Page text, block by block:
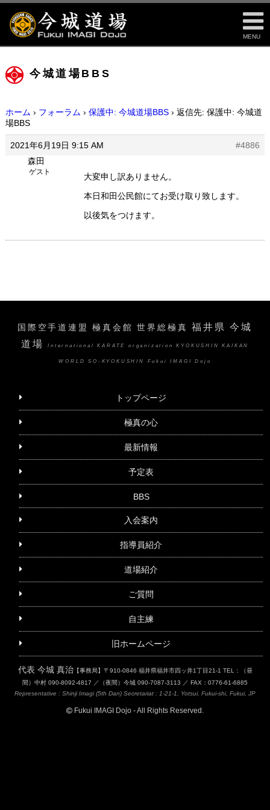
MENU
今城道場BBS
ホーム › フォーラム › 保護中: 今城道場BBS › 返信先: 保護中: 今城道
場BBS
2021年6月19日 9:15 AM
#4886
森田
ゲスト
大変申し訳ありません。
本日和田公民館にてお受け取り致します。
以後気をつけます。
国際空手道連盟 極真会館 世界総極真福井県 今城
道場
International KARATE organization KYOKUSHIN KAIKAN
WORLD SO-KYOKUSHIN Fukui IMAGI Dojo
トップページ
極真の心
最新情報
予定表
BBS
入会案内
指導員紹介
道場紹介
ご質問
自主練
旧ホームページ
代表 今城 真治【事務局】〒910-0846 福井県福井市四ッ井1丁目21-1 TEL：（昼
間）中村 090-8092-4817 ／（夜間）今城 090-7087-3113 ／ FAX：0776-61-6885
Representative : Shinji Imagi (5th Dan) Secretariat : 1-21-1, Yotsui, Fukui-shi, Fukui, JP
Fukui IMAGI Dojo - All Rights Reserved.